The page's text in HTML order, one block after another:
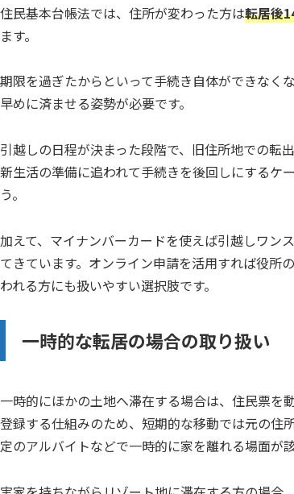
住民基本台帳法では、住所が変わった方は転居後
ます。
期限を過ぎたからといって手続き自体ができなく
早めに済ませる姿勢が必要です。
引越しの日程が決まった段階で、旧住所地での転
新生活の準備に追われて手続きを後回しにするケ
う。
加えて、マイナンバーカードを使えば引越しワン
てきています。オンライン申請を活用すれば役所
われる方にも扱いやすい選択肢です。
一時的な転居の場合の取り扱い
一時的にほかの土地へ滞在する場合は、住民票を
登録する仕組みのため、短期的な移動では元の住
定のアルバイトなどで一時的に家を離れる場面が該